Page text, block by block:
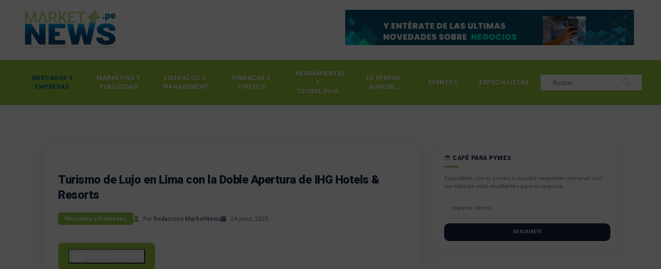
MERCADOS Y
EMPRESAS
MARKETING Y
PUBLICIDAD
LIDERAZGO Y
MANAGEMENT
FINANZAS Y
FINTECH
HERRAMIENTAS
Y
TECNOLOGÍA
ES VERDAD,
AUNQUE…
EVENTOS ESPECIALISTAS
Turismo de Lujo en Lima con la Doble Apertura de IHG Hotels &
Resorts
Mercados y Empresas Por Redaccion MarketNews 24 junio, 2025
CAFÉ PARA PYMES
Suscríbete con tu correo a nuestro newsletter semanal con
las noticias más resaltantes para tu negocio.
SUSCRÍBETE